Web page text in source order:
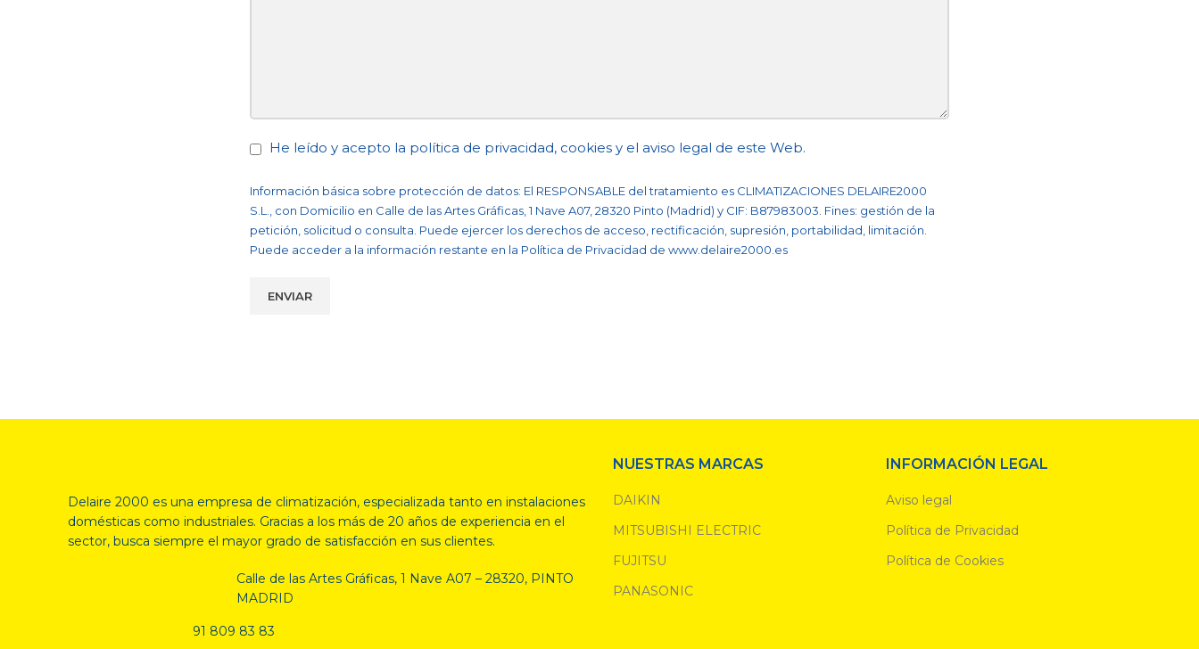
He leído y acepto la política de privacidad, cookiesy el aviso legal de este Web.
Información básica sobre protección de datos: El RESPONSABLE del tratamiento es CLIMATIZACIONES DELAIRE2000
S.L., con Domicilio en Calle de las Artes Gráficas, 1 Nave A07, 28320 Pinto (Madrid) y CIF: B87983003. Fines: gestión de la
petición, solicitud o consulta. Puede ejercer los derechos de acceso, rectificación, supresión, portabilidad, limitación.
Puede acceder a la información restante en la Política de Privacidad de www.delaire2000.es
Delaire 2000 es una empresa de climatización, especializada tanto en instalaciones
domésticas como industriales. Gracias a los más de 20 años de experiencia en el
sector, busca siempre el mayor grado de satisfacción en sus clientes.
Calle de las Artes Gráficas, 1 Nave A07 – 28320, PINTO
MADRID
91 809 83 83
NUESTRAS MARCAS
DAIKIN
MITSUBISHI ELECTRIC
FUJITSU
PANASONIC
INFORMACIÓN LEGAL
Aviso legal
Política de Privacidad
Política de Cookies